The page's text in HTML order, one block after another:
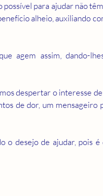
para ajudar não
alheio, auxiliando
agem assim, dando-
despertar o interesse
de dor, um
o desejo de ajudar, pois